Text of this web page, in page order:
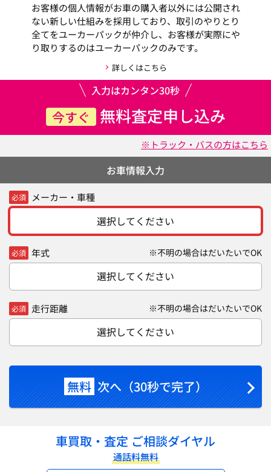
お客様の個人情報がお車の購入者以外には公開され
ない新しい仕組みを採用しており、取引のやりとり
全てをユーカーパックが仲介し、お客様が実際にや
り取りするのはユーカーパックのみです。
詳しくはこちら
入力はカンタン30秒
今すぐ 無料査定申し込み
※トラック・バスの方はこちら
お車情報入力
必須 メーカー・車種
選択してください
必須 年式 ※不明の場合はだいたいでOK
選択してください
必須 走行距離 ※不明の場合はだいたいでOK
選択してください
無料 次へ（30秒で完了）
車買取・査定 ご相談ダイヤル
通話料無料